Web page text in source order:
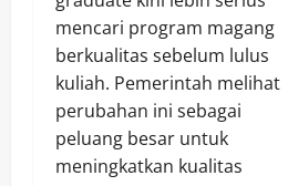
mencari program magang
berkualitas sebelum lulus
kuliah. Pemerintah melihat
perubahan ini sebagai
peluang besar untuk
meningkatkan kualitas